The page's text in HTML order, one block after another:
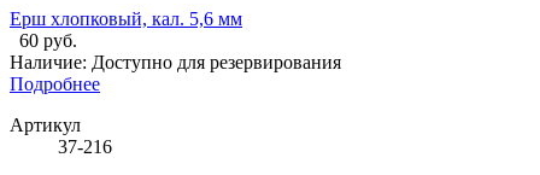
Ерш хлопковый, кал. 5,6 мм
60 руб.
Наличие: Доступно для резервирования
Подробнее
Артикул
37-216